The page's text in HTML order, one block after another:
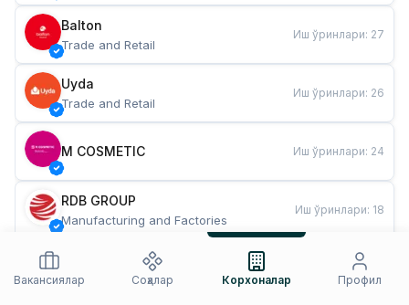
Balton
Trade and Retail
Иш ўринлари: 27
Uyda
Trade and Retail
Иш ўринлари: 26
M COSMETIC Иш ўринлари: 24
RDB GROUP
Manufacturing and Factories
Иш ўринлари: 18
Restaurants and Fast Food
Иш ўринлари
Вакансиялар
Соҳалар Корхоналар Профил